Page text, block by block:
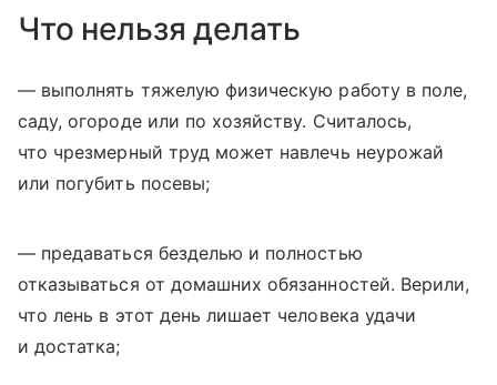
Что нельзя делать
— выполнять тяжелую физическую работу в поле,
саду, огороде или по хозяйству. Считалось,
что чрезмерный труд может навлечь неурожай
или погубить посевы;
— предаваться безделью и полностью
отказываться от домашних обязанностей. Верили,
что лень в этот день лишает человека удачи
и достатка;